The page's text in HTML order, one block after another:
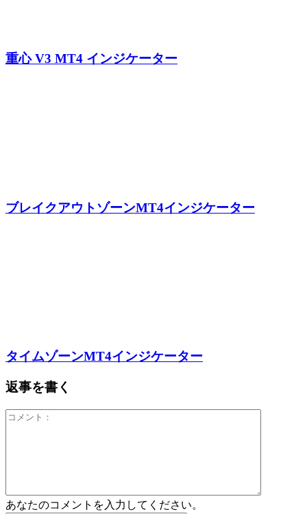
重心 V3 MT4 インジケーター
ブレイクアウトゾーンMT4インジケーター
タイムゾーンMT4インジケーター
返事を書く
あなたのコメントを入力してください。